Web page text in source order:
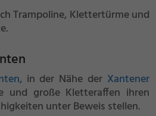
Trampoline, Klettertürme und
, in der Nähe der Xantener
und große Kletteraffen ihren
unter Beweis stellen.